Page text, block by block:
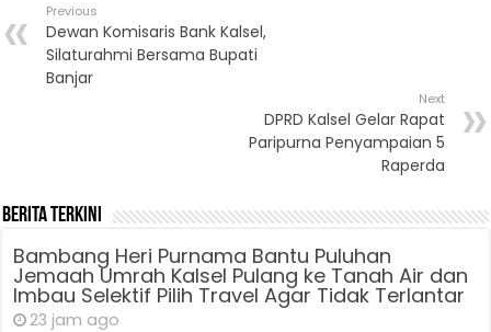
Previous
Dewan Komisaris Bank Kalsel,
Silaturahmi Bersama Bupati
Banjar
Next
DPRD Kalsel Gelar Rapat
Paripurna Penyampaian 5
Raperda
Berita Terkini
Bambang Heri Purnama Bantu Puluhan
Jemaah Umrah Kalsel Pulang ke Tanah Air dan
Imbau Selektif Pilih Travel Agar Tidak Terlantar
23 jam ago